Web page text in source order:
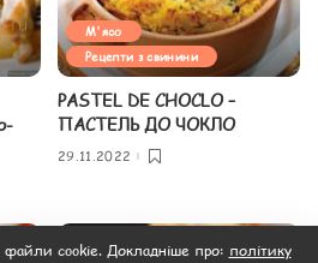
М'ясо
Рецепти з свинини
PASTEL DE CHOCLO –
ПАСТЕЛЬ ДО ЧОКЛО
29.11.2022
файли cookie. Докладніше про: політику